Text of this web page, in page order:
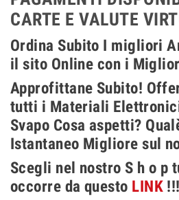
CARTE E VALUTE
Ordina Subito I migliori
il sito Online con i
Approfittane Subito!
tutti i Materiali
Svapo Cosa aspetti?
Istantaneo Migliore sul
Scegli nel nostro S h o p
occorre da questo LINK